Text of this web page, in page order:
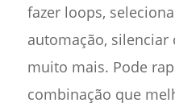
fazer loops,
automação, silenciar
muito mais. Pode
combinação que